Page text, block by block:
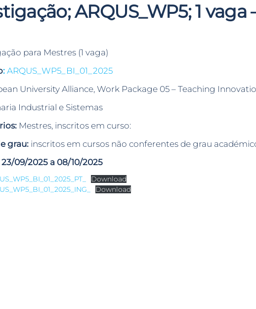
ARQUS_WP5; 1 vaga
para Mestres (1 vaga)
: ARQUS_WP5_BI_01_2025
University Alliance, Work Package 05 – Teaching
Industrial e Sistemas
Mestres, inscritos em curso:
grau: inscritos em cursos não conferentes de grau
09/2025 a 08/10/2025
Download
Download